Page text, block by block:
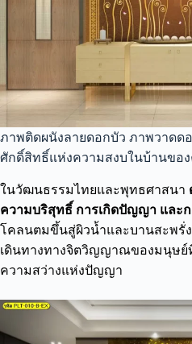
ภาพติดผนังลายดอกบัว ภาพวาดด
ศักดิ์สิทธิ์แห่งความสงบในบ้านขอ
ในวัฒนธรรมไทยและพุทธศาสนา
ความบริสุทธิ์ การเกิดปัญญา และ
โคลนตมขึ้นสู่ผิวน้ำและบานสะพรั่ง
เดินทางทางจิตวิญญาณของมนุษย์
ความสว่างแห่งปัญญา